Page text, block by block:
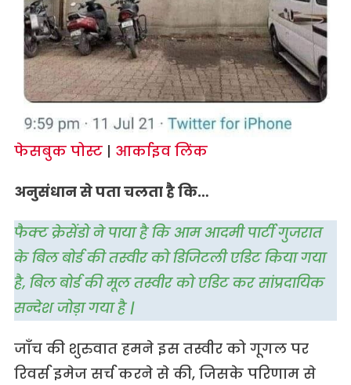
फेसबुक पोस्ट| आर्काइव लिंक
अनुसंधान से पता चलता है कि…
फैक्ट क्रेसेंडो ने पाया है कि आम आदमी पार्टी गुजरात
के बिल बोर्ड की तस्वीर को डिजिटली एडिट किया गया
है, बिल बोर्ड की मूल तस्वीर को एडिट कर सांप्रदायिक
सन्देश जोड़ा गया है |
जाँच की शुरुवात हमने इस तस्वीर को गूगल पर
रिवर्स इमेज सर्च करने से की, जिसके परिणाम से